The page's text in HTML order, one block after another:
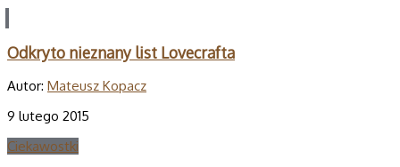
Odkryto nieznany list Lovecrafta
Autor: Mateusz Kopacz
9 lutego 2015
Ciekawostki